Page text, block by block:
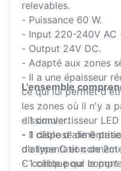
relevables.
- Puissance 60 W.
- Input 220-240V AC
- Output 24V DC.
- Adapté aux zones
- Il a une épaisseur
ce qui lui permet
les zones où il n'y a
dissimuler.
- Il dispose de 6
d'alimentation de
C conique qui
L'ensemble
- 1 convertisseur LED
- 1 câble
de type C et
- 1 câble pour le